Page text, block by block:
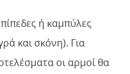
ή καμπύλες
και σκόνη). Για
οι αρμοί θα